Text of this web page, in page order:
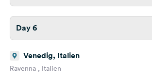
Day 6
Venedig, Italien
Ravenna , Italien